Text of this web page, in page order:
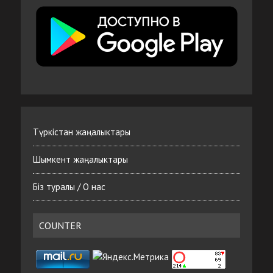
Түркістан жаңалыктары
Шымкент жаңалыктары
Біз туралы / О нас
COUNTER